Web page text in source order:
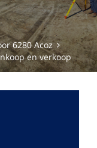
6280 Acoz
en verkoop